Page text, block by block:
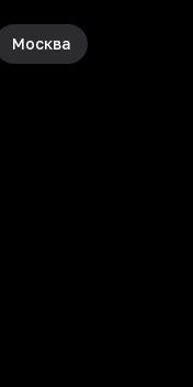
Москва